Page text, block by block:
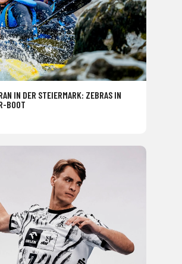
IN DER STEIERMARK: ZEBRAS IN
BOOT